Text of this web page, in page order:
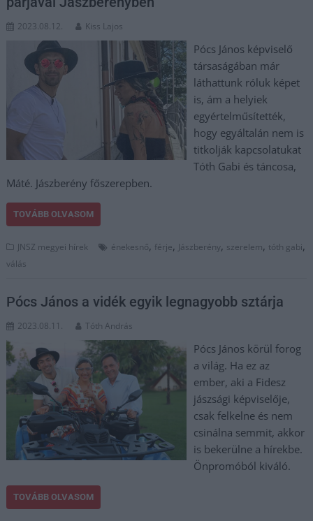
2023.08.12. Kiss Lajos
Pócs János képviselő
társaságában már
láthattunk róluk képet
is, ám a helyiek
egyértelműsítették,
hogy egyáltalán nem is
titkolják kapcsolatukat
Tóth Gabi és táncosa,
Máté. Jászberény főszerepben.
TOVÁBB OLVASOM
JNSZ megyei hírek énekesnő, férje, Jászberény, szerelem, tóth gabi,
válás
Pócs János a vidék egyik legnagyobb sztárja
2023.08.11. Tóth András
Pócs János körül forog
a világ. Ha ez az
ember, aki a Fidesz
jászsági képviselője,
csak felkelne és nem
csinálna semmit, akkor
is bekerülne a hírekbe.
Önpromóból kiváló.
TOVÁBB OLVASOM